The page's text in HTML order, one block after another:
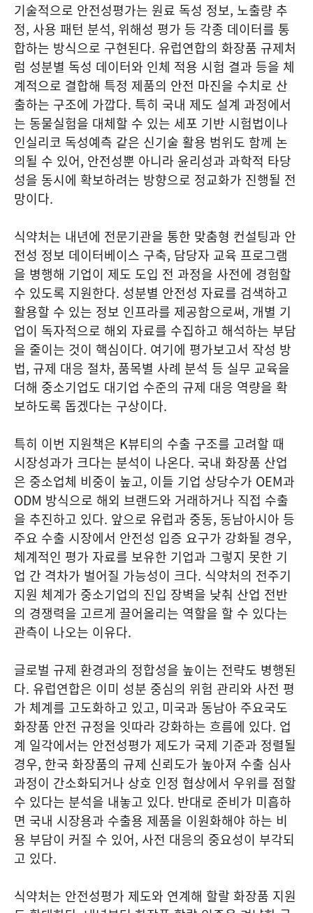
기술적으로 안전성평가는 원료 독성 정보, 노출량 추
정, 사용 패턴 분석, 위해성 평가 등 각종 데이터를 통
합하는 방식으로 구현된다. 유럽연합의 화장품 규제처
럼 성분별 독성 데이터와 인체 적용 시험 결과 등을 체
계적으로 결합해 특정 제품의 안전 마진을 수치로 산
출하는 구조에 가깝다. 특히 국내 제도 설계 과정에서
는 동물실험을 대체할 수 있는 세포 기반 시험법이나
인실리코 독성예측 같은 신기술 활용 범위도 함께 논
의될 수 있어, 안전성뿐 아니라 윤리성과 과학적 타당
성을 동시에 확보하려는 방향으로 정교화가 진행될 전
망이다.
식약처는 내년에 전문기관을 통한 맞춤형 컨설팅과 안
전성 정보 데이터베이스 구축, 담당자 교육 프로그램
을 병행해 기업이 제도 도입 전 과정을 사전에 경험할
수 있도록 지원한다. 성분별 안전성 자료를 검색하고
활용할 수 있는 정보 인프라를 제공함으로써, 개별 기
업이 독자적으로 해외 자료를 수집하고 해석하는 부담
을 줄이는 것이 핵심이다. 여기에 평가보고서 작성 방
법, 규제 대응 절차, 품목별 사례 분석 등 실무 교육을
더해 중소기업도 대기업 수준의 규제 대응 역량을 확
보하도록 돕겠다는 구상이다.
특히 이번 지원책은 K뷰티의 수출 구조를 고려할 때
시장성과가 크다는 분석이 나온다. 국내 화장품 산업
은 중소업체 비중이 높고, 이들 기업 상당수가 OEM과
ODM 방식으로 해외 브랜드와 거래하거나 직접 수출
을 추진하고 있다. 앞으로 유럽과 중동, 동남아시아 등
주요 수출 시장에서 안전성 입증 요구가 강화될 경우,
체계적인 평가 자료를 보유한 기업과 그렇지 못한 기
업 간 격차가 벌어질 가능성이 크다. 식약처의 전주기
지원 체계가 중소기업의 진입 장벽을 낮춰 산업 전반
의 경쟁력을 고르게 끌어올리는 역할을 할 수 있다는
관측이 나오는 이유다.
글로벌 규제 환경과의 정합성을 높이는 전략도 병행된
다. 유럽연합은 이미 성분 중심의 위험 관리와 사전 평
가 체계를 고도화하고 있고, 미국과 동남아 주요국도
화장품 안전 규정을 잇따라 강화하는 흐름에 있다. 업
계 일각에서는 안전성평가 제도가 국제 기준과 정렬될
경우, 한국 화장품의 규제 신뢰도가 높아져 수출 심사
과정이 간소화되거나 상호 인정 협상에서 우위를 점할
수 있다는 분석을 내놓고 있다. 반대로 준비가 미흡하
면 국내 시장용과 수출용 제품을 이원화해야 하는 비
용 부담이 커질 수 있어, 사전 대응의 중요성이 부각되
고 있다.
식약처는 안전성평가 제도와 연계해 할랄 화장품 지원